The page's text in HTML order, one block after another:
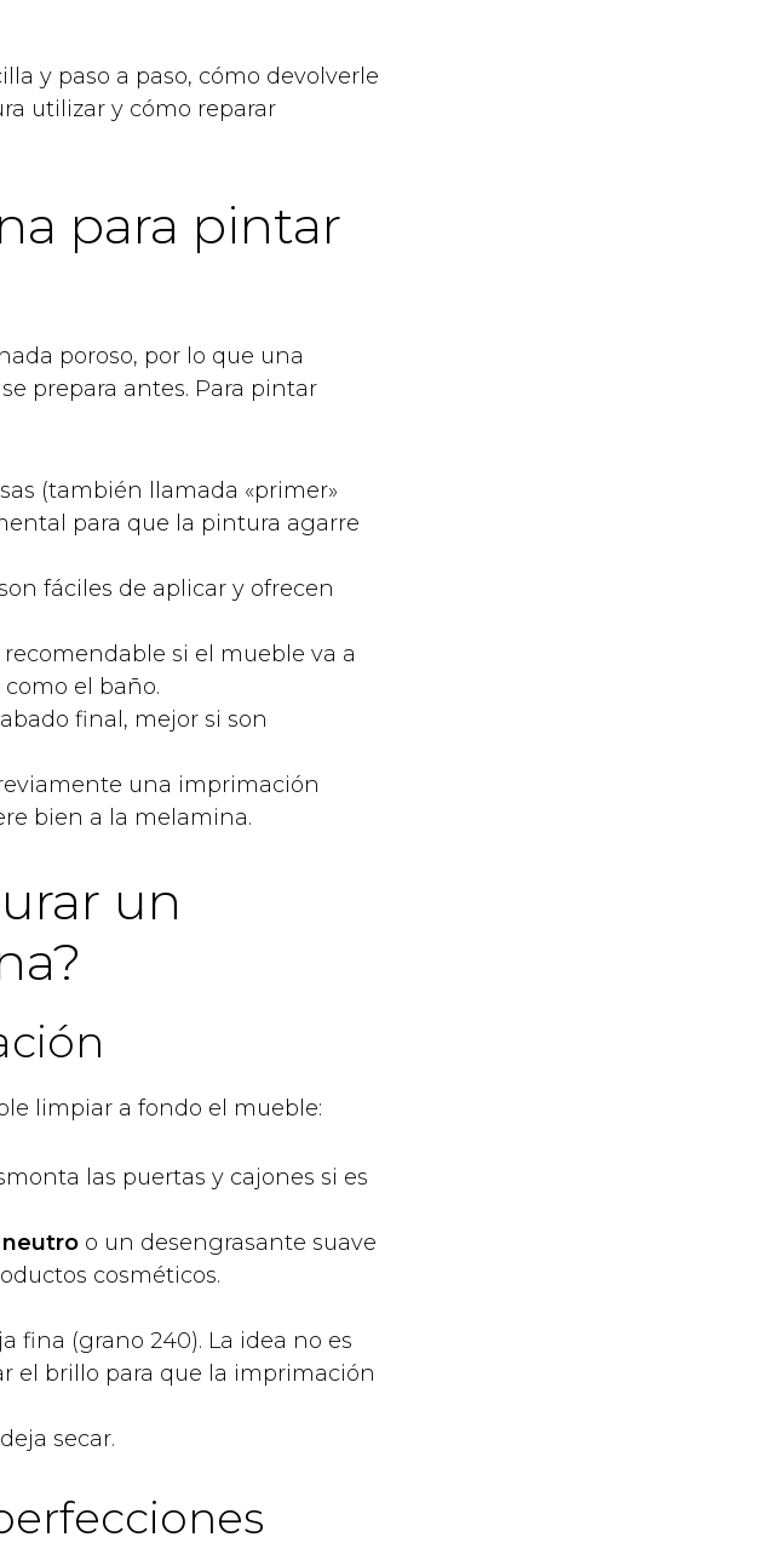
y paso a paso, cómo devolverle
utilizar y cómo reparar
para pintar
poroso, por lo que una
prepara antes. Para pintar
(también llamada «primer»
para que la pintura agarre
fáciles de aplicar y ofrecen
si el mueble va a
el baño.
final, mejor si son
una imprimación
bien a la melamina.
un
limpiar a fondo el mueble:
las puertas y cajones si es
neutro o un desengrasante suave
cosméticos.
fina (grano 240). La idea no es
el brillo para que la imprimación
secar.